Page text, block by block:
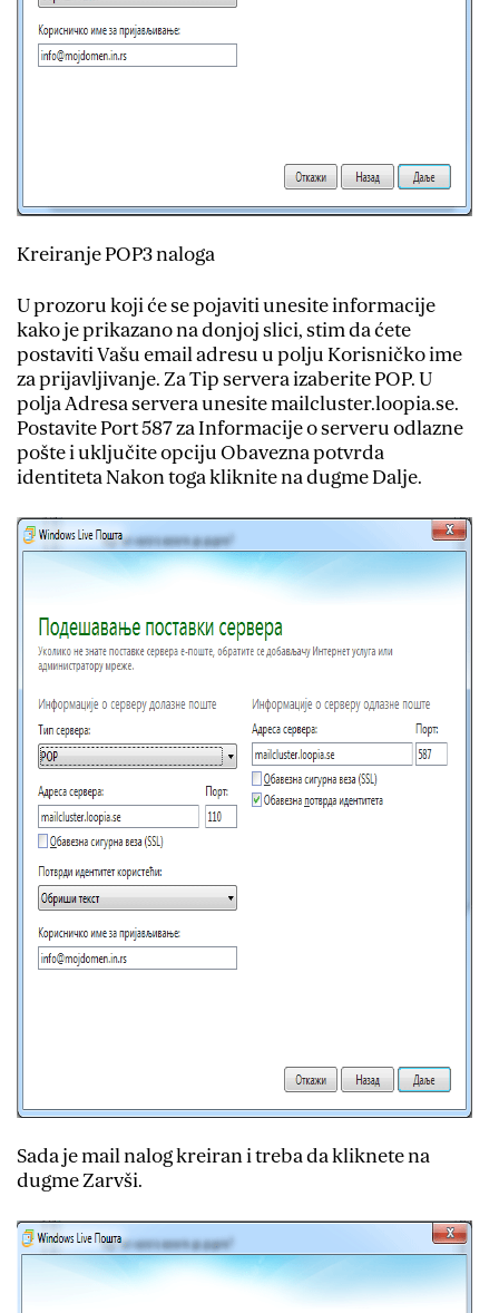
Kreiranje POP3 naloga
U prozoru koji će se pojaviti unesite informacije
kako je prikazano na donjoj slici, stim da ćete
postaviti Vašu email adresu u polju Korisničko ime
za prijavljivanje. Za Tip servera izaberite POP. U
polja Adresa servera unesite mailcluster.loopia.se.
Postavite Port 587 za Informacije o serveru odlazne
pošte i uključite opciju Obavezna potvrda
identiteta Nakon toga kliknite na dugme Dalje.
Sada je mail nalog kreiran i treba da kliknete na
dugme Zarvši.